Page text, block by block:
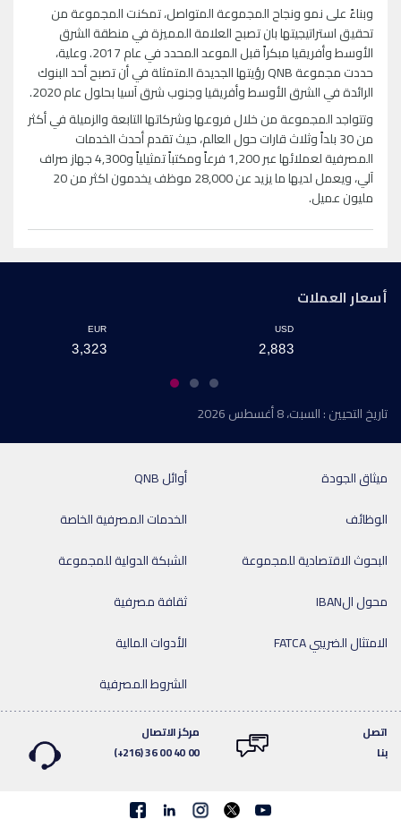
وبناءً على نمو ونجاح المجموعة المتواصل، تمكنت المجموعة من
تحقيق استراتيجيتها بان تصبح العلامة المميزة في منطقة الشرق
الأوسط وأفريقيا مبكراً قبل الموعد المحدد في عام 2017. وعلية،
حددت مجموعة QNB رؤيتها الجديدة المتمثلة في أن تصبح أحد البنوك
الرائدة في الشرق الأوسط وأفريقيا وجنوب شرق آسيا بحلول عام 2020.
وتتواجد المجموعة من خلال فروعها وشركاتها التابعة والزميلة في أكثر
من 30 بلداً وثلاث قارات حول العالم، حيث تقدم أحدث الخدمات
المصرفية لعملائها عبر 1,200 فرعاً ومكتباً تمثيلياً و4,300 جهاز صراف
آلي، ويعمل لديها ما يزيد عن 28,000 موظف يخدمون اكثر من 20
مليون عميل.
أسعار العملات
EUR
3,323
USD
2,883
تاريخ التحيين : السبت، 8 أغسطس 2026
أوائل QNB
ميثاق الجودة
الخدمات المصرفية الخاصة
الوظائف
الشبكة الدولية للمجموعة
البحوث الاقتصادية للمجموعة
ثقافة مصرفية
محول الIBAN
الأدوات المالية
الامتثال الضريبي FATCA
الشروط المصرفية
اتصل
بنا
مركز الاتصال
(+216) 36 00 40 00
Facebooklinkedin